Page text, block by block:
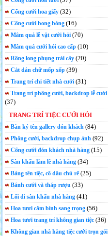
Cổng cưới hoa giấy (32)
Cổng cưới bong bóng (16)
Mâm quả lễ vật cưới hỏi (70)
Mâm quả cưới hỏi cao cấp (10)
Rồng long phụng trái cây (20)
Cắt dán chữ mốp xốp (39)
Trang trí chi tiết nhà cưới (31)
Trang trí phông cưới, backdrop lễ cưới
(37)
TRANG TRÍ TIỆC CƯỚI HỎI
Bàn ký tên gallery đón khách (84)
Phông cưới, backdrop chụp ảnh (92)
Cổng cưới đón khách nhà hàng (15)
Sân khấu làm lễ nhà hàng (34)
Bảng tên tiệc, cô dâu chú rể(25)
Bánh cưới và tháp rượu (33)
Lối đi sân khấu nhà hàng (41)
Hoa tươi cắm bình sang trọng (56)
Hoa tươi trang trí không gian tiệc (36)
Không gian nhà hàng tiệc cưới trọn gói